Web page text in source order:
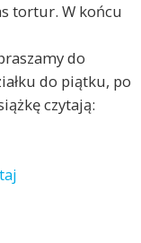
tortur. W końcu
do
do piątku, po
czytają: